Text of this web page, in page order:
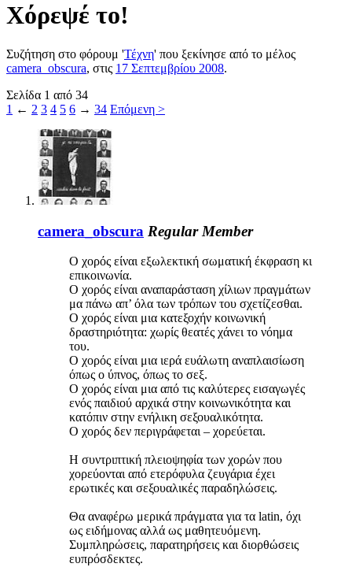
Χόρεψέ το!
Συζήτηση στο φόρουμ 'Τέχνη' που ξεκίνησε από το μέλος
camera_obscura, στις 17 Σεπτεμβρίου 2008.
Σελίδα 1 από 34
1 ← 2 3 4 5 6 → 34 Επόμενη >
camera_obscura Regular Member
Ο χορός είναι εξωλεκτική σωματική έκφραση κι
επικοινωνία.
Ο χορός είναι αναπαράσταση χίλιων πραγμάτων
μα πάνω απ’ όλα των τρόπων του σχετίζεσθαι.
Ο χορός είναι μια κατεξοχήν κοινωνική
δραστηριότητα: χωρίς θεατές χάνει το νόημα
του.
Ο χορός είναι μια ιερά ευάλωτη αναπλαισίωση
όπως ο ύπνος, όπως το σεξ.
Ο χορός είναι μια από τις καλύτερες εισαγωγές
ενός παιδιού αρχικά στην κοινωνικότητα και
κατόπιν στην ενήλικη σεξουαλικότητα.
Ο χορός δεν περιγράφεται – χορεύεται.
Η συντριπτική πλειοψηφία των χορών που
χορεύονται από ετερόφυλα ζευγάρια έχει
ερωτικές και σεξουαλικές παραδηλώσεις.
Θα αναφέρω μερικά πράγματα για τα latin, όχι
ως ειδήμονας αλλά ως μαθητευόμενη.
Συμπληρώσεις, παρατηρήσεις και διορθώσεις
ευπρόσδεκτες.